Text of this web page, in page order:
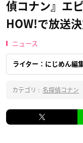
偵コナン』エ
HOW!で放送決
ニュース
ライター：にじめん編
カテゴリ : 名探偵コナン